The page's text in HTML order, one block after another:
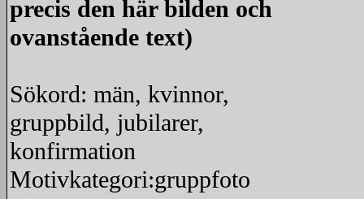
precis den här bilden och
ovanstående text)
Sökord: män, kvinnor,
gruppbild, jubilarer,
konfirmation
Motivkategori:gruppfoto